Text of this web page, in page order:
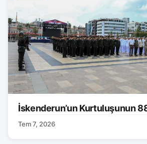
İskenderun’un Kurtuluşunun
Tem 7, 2026